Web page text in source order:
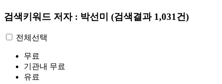
검색키워드 저자 : 박선미 (검색결과 1,031건)
전체선택
무료
기관내 무료
유료